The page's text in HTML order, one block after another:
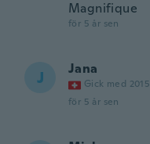
Magnifique
för 5 år sen
J Jana
Gick med 2015
för 5 år sen